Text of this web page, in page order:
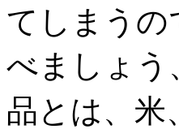
てしまうの
べましょう
品とは、